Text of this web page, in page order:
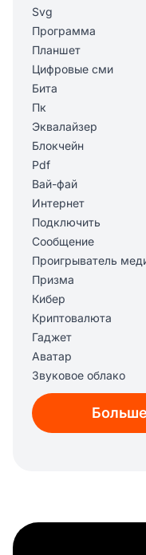
Svg
Программа
Планшет
Цифровые сми
Бита
Пк
Эквалайзер
Блокчейн
Pdf
Вай-фай
Интернет
Подключить
Сообщение
Проигрыватель
Призма
Кибер
Криптовалюта
Гаджет
Аватар
Звуковое облако
Робот с лицом
База данных
Электронная